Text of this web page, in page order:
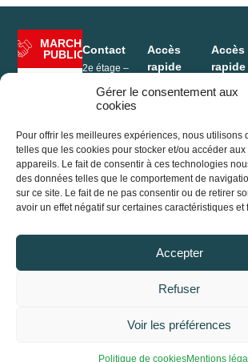
Gérer le consentement aux
cookies
Pour offrir les meilleures expériences, nous utilisons
telles que les cookies pour stocker et/ou accéder
appareils. Le fait de consentir à ces technologies
des données telles que le comportement de
sur ce site. Le fait de ne pas consentir ou de retirer
avoir un effet négatif sur certaines caractéristiques et
Accepter
Refuser
Voir les préférences
Politique de cookiesMentions
MARCHÉ
PUBLIC
2e étage –
Hôtel de Ville
l’Hôtel de ville
Contact
2e étage –
1, Place de
l’Hôtel de ville
Jujurieux
France
13 32
accueil@ain-
Accès
rapide
Enfance
Déchèterie
Conseil
communautaire
Accès
rapide
Mentions
Plan du
Accessibilité